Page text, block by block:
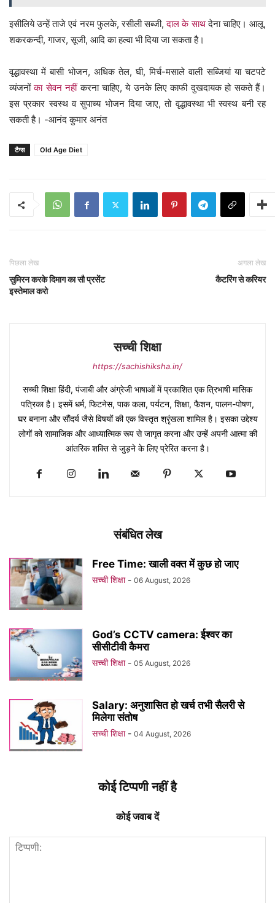
इसीलिये उन्हें ताजे एवं नरम फुलके, रसीली सब्जी,दाल के साथदेना चाहिए। आलू,
शकरकन्दी, गाजर, सूजी, आदि का हल्वा भी दिया जा सकता है।
वृद्धावस्था में बासी भोजन, अधिक तेल, घी, मिर्च-मसाले वाली सब्जियां या चटपटे
व्यंजनोंका सेवन नहींकरना चाहिए, ये उनके लिए काफी दुखदायक हो सकते हैं।
इस प्रकार स्वस्थ व सुपाच्य भोजन दिया जाए, तो वृद्धावस्था भी स्वस्थ बनी रह
सकती है। -आनंद कुमार अनंत
टैग्स Old Age Diet
पिछला लेख
सुमिरन करके दिमाग का सौ प्रसेंट
इस्तेमाल करो
अगला लेख
कैटरिंग से करियर
सच्ची शिक्षा
https://sachishiksha.in/
सच्ची शिक्षा हिंदी, पंजाबी और अंग्रेजी भाषाओं में प्रकाशित एक त्रिभाषी मासिक
पत्रिका है। इसमें धर्म, फिटनेस, पाक कला, पर्यटन, शिक्षा, फैशन, पालन-पोषण,
घर बनाना और सौंदर्य जैसे विषयों की एक विस्तृत श्रृंखला शामिल है। इसका उद्देश्य
लोगों को सामाजिक और आध्यात्मिक रूप से जागृत करना और उन्हें अपनी आत्मा की
आंतरिक शक्ति से जुड़ने के लिए प्रेरित करना है।
संबंधित लेख
Free Time: खाली वक्त में कुछ हो जाए
सच्ची शिक्षा - 06 August, 2026
God’s CCTV camera: ईश्वर का
सीसीटीवी कैमरा
सच्ची शिक्षा - 05 August, 2026
Salary: अनुशासित हो खर्च तभी सैलरी से
मिलेगा संतोष
सच्ची शिक्षा - 04 August, 2026
कोई टिप्पणी नहीं है
कोई जवाब दें